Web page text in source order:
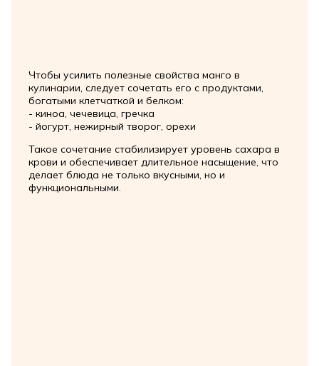
Чтобы усилить полезные свойства манго в
кулинарии, следует сочетать его с продуктами,
богатыми клетчаткой и белком:
- киноа, чечевица, гречка
- йогурт, нежирный творог, орехи
Такое сочетание стабилизирует уровень сахара в
крови и обеспечивает длительное насыщение, что
делает блюда не только вкусными, но и
функциональными.